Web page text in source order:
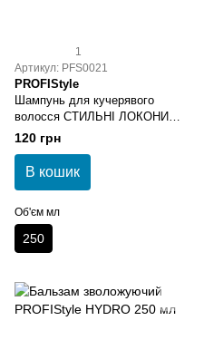
1
Артикул: PFS0021
PROFIStyle
Шампунь для кучерявого
волосся СТИЛЬНІ ЛОКОНИ
PROFIStyle CURL 250 мл
120 грн
В кошик
Об'єм мл
250